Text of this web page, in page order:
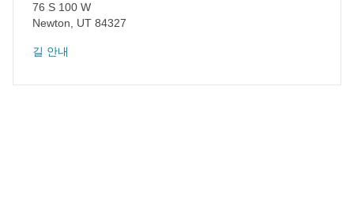
76 S 100 W
Newton
UT 84327
길 안내